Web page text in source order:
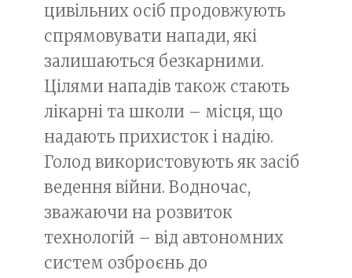
цивільних осіб продовжують
спрямовувати напади, які
залишаються безкарними.
Цілями нападів також стають
лікарні та школи – місця, що
надають прихисток і надію.
Голод використовують як засіб
ведення війни. Водночас,
зважаючи на розвиток
технологій – від автономних
систем озброєнь до